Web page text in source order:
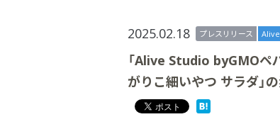
2025.02.18 プレスリリース
「Alive Studio byGMOペ
がりこ細いやつ サラダ」